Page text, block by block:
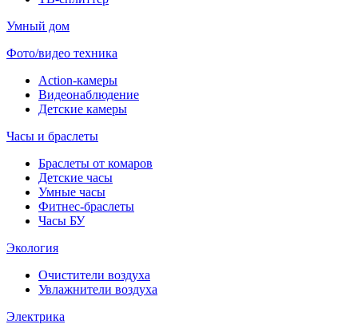
Умный дом
Фото/видео техника
Action-камеры
Видеонаблюдение
Детские камеры
Часы и браслеты
Браслеты от комаров
Детские часы
Умные часы
Фитнес-браслеты
Часы БУ
Экология
Очистители воздуха
Увлажнители воздуха
Электрика